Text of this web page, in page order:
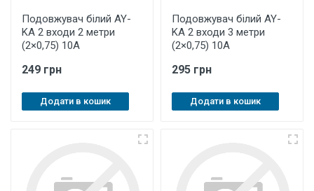
Подовжувач білий AY-
KA 2 входи 2 метри
(2×0,75) 10А
249 грн
Додати в кошик
Подовжувач білий AY-
KA 2 входи 3 метри
(2×0,75) 10А
295 грн
Додати в кошик